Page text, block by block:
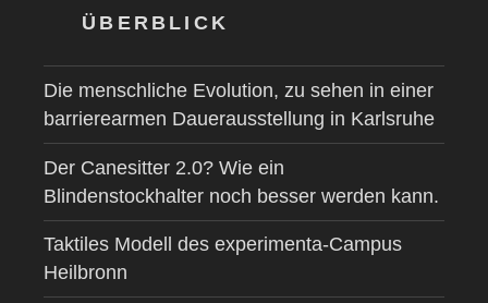
ÜBERBLICK
Die menschliche Evolution, zu sehen in einer
barrierearmen Dauerausstellung in Karlsruhe
Der Canesitter 2.0? Wie ein
Blindenstockhalter noch besser werden kann.
Taktiles Modell des experimenta-Campus
Heilbronn